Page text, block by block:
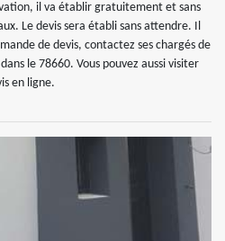
il va établir gratuitement et sans
Le devis sera établi sans attendre. Il
de devis, contactez ses chargés de
le 78660. Vous pouvez aussi visiter
en ligne.